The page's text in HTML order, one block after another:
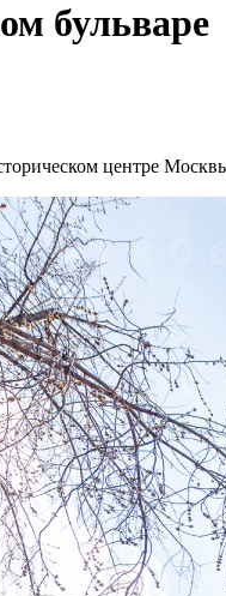
бульваре
центре